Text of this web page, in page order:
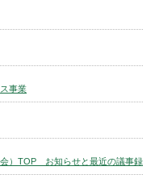
事業
）TOP お知らせと最近の議事録